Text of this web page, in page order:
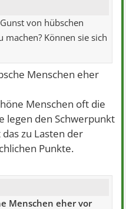
von hübschen
Können sie sich
Menschen eher
Menschen oft die
legen den Schwerpunkt
zu Lasten der
Punkte.
Menschen eher vor